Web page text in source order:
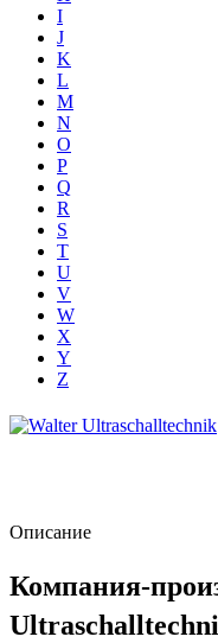
I
J
K
L
M
N
O
P
Q
R
S
T
U
V
W
X
Y
Z
Описание
Компания-